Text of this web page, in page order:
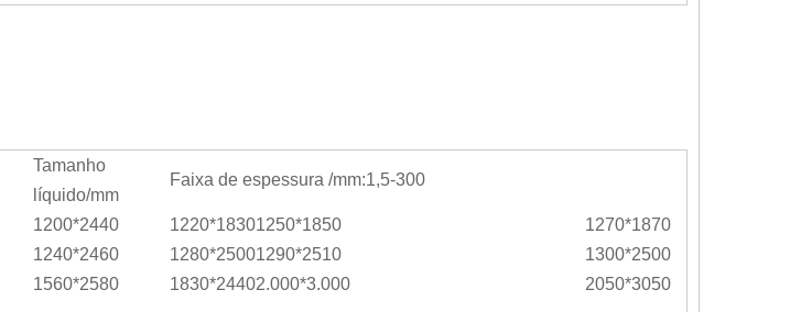
Tamanho
líquido/mm
Faixa de espessura /mm:1,5-300
1200*2440 1220*18301250*1850
1270*1870
1240*2460 1280*25001290*2510
1300*2500
1560*2580 1830*24402.000*3.000
2050*3050